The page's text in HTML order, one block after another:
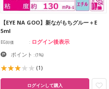
【EYE NA GOO】新ながもちグルー＋E
5ml
EG卸価 ログイン後表示
ポイント :(1%)
(1)
ログインして購入